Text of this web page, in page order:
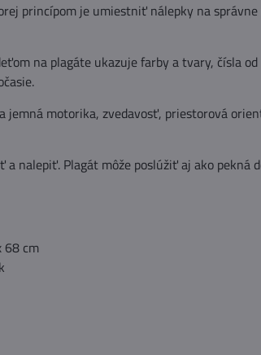
princípom je umiestniť nálepky na
na plagáte ukazuje farby a tvary, čísla
jemná motorika, zvedavosť, priestorová
a nalepiť. Plagát môže poslúžiť aj ako pekná
68 cm